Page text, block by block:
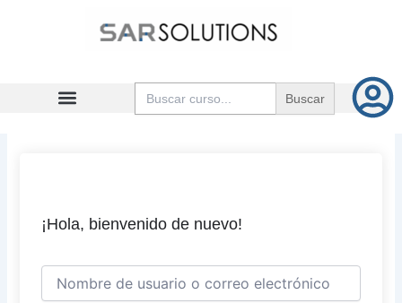
Buscar:
¡Hola, bienvenido de nuevo!